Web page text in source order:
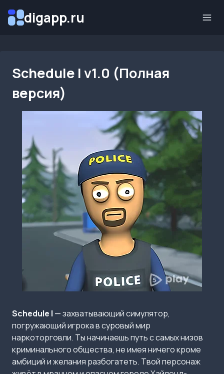
digapp.ru
Schedule I v1.0 (Полная
версия)
Schedule I — захватывающий симулятор,
погружающий игрока в суровый мир
наркоторговли. Ты начинаешь путь с самых низов
криминального общества, не имея ничего кроме
амбиций и желания разбогатеть. Твой персонаж